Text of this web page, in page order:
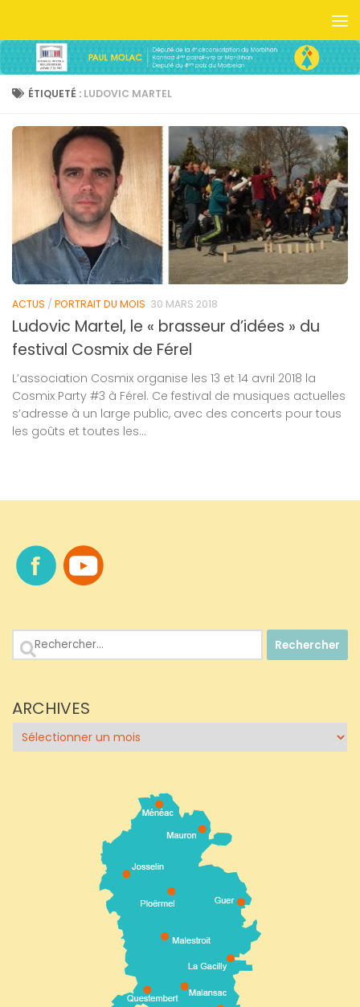
ÉTIQUETÉ : LUDOVIC MARTEL
ACTUS / PORTRAIT DU MOIS 30 MARS 2018
Ludovic Martel, le « brasseur d’idées » du
festival Cosmix de Férel
L’association Cosmix organise les 13 et 14 avril 2018 la
Cosmix Party #3 à Férel. Ce festival de musiques actuelles
s’adresse à un large public, avec des concerts pour tous
les goûts et toutes les...
Rechercher :
ARCHIVES
Archives